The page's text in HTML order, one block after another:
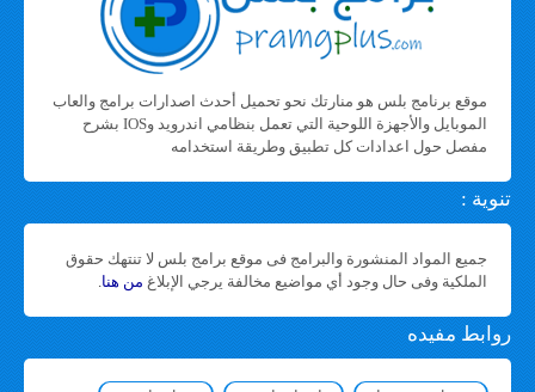
موقع برنامج بلس هو منارتك نحو تحميل أحدث اصدارات برامج والعاب
الموبايل والأجهزة اللوحية التي تعمل بنظامي اندرويد وIOS بشرح
مفصل حول اعدادات كل تطبيق وطريقة استخدامه
تنوية :
جميع المواد المنشورة والبرامج فى موقع برامج بلس لا تنتهك حقوق
الملكية وفى حال وجود أي مواضيع مخالفة يرجي الإبلاغ من هنا.
روابط مفيده